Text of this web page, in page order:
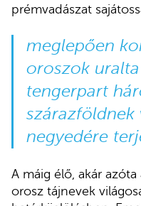
prémvadászat
meglepően
oroszok
tengerpart
szárazföldnek
negyedére
A máig élő, akár
orosz tájnevek